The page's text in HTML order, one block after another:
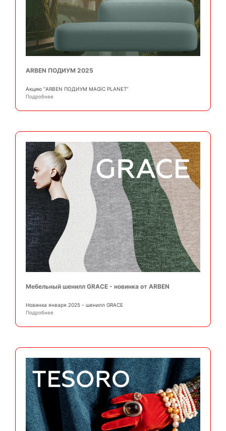
ARBEN ПОДИУМ 2025
Акцию “ARBEN ПОДИУМ MAGIC PLANET”
Подробнее
Мебельный шенилл GRACE - новинка от ARBEN
Новинка января 2025 - шенилл GRACE
Подробнее